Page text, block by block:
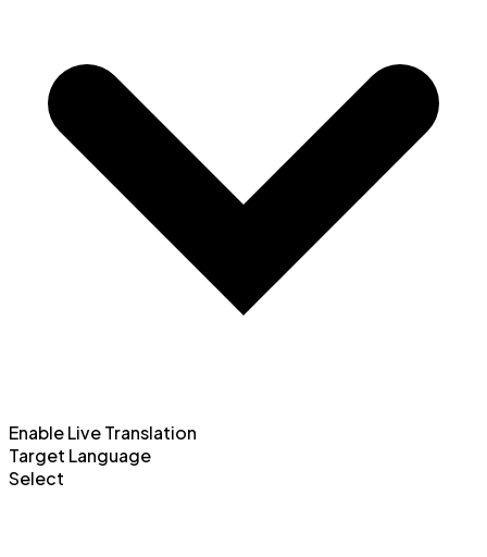
Enable Live Translation
Target Language
Spanish